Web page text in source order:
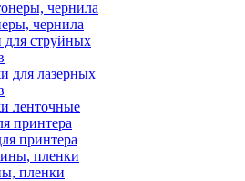
чернила
струйных
для лазерных
ленточные
принтера
принтера
пленки